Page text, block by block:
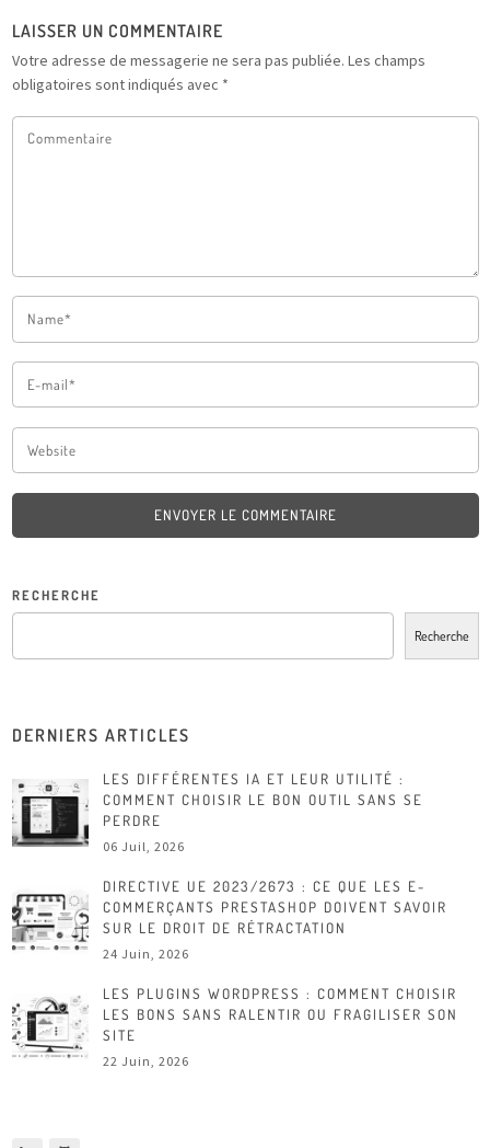
LAISSER UN COMMENTAIRE
Votre adresse de messagerie ne sera pas publiée. Les champs
obligatoires sont indiqués avec *
ENVOYER LE COMMENTAIRE
RECHERCHE
Recherche
DERNIERS ARTICLES
LES DIFFÉRENTES IA ET LEUR UTILITÉ :
COMMENT CHOISIR LE BON OUTIL SANS SE
PERDRE
06 Juil, 2026
DIRECTIVE UE 2023/2673 : CE QUE LES E-
COMMERÇANTS PRESTASHOP DOIVENT SAVOIR
SUR LE DROIT DE RÉTRACTATION
24 Juin, 2026
LES PLUGINS WORDPRESS : COMMENT CHOISIR
LES BONS SANS RALENTIR OU FRAGILISER SON
SITE
22 Juin, 2026